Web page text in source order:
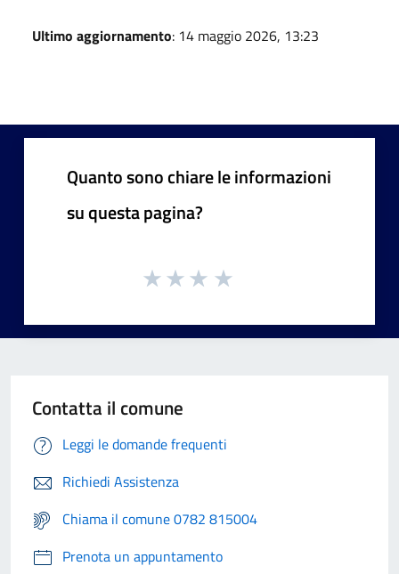
Ultimo aggiornamento: 14 maggio 2026, 13:23
Quanto sono chiare le informazioni
su questa pagina?
Contatta il comune
Leggi le domande frequenti
Richiedi Assistenza
Chiama il comune 0782 815004
Prenota un appuntamento